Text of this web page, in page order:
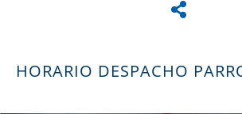
HORARIO DESPACHO